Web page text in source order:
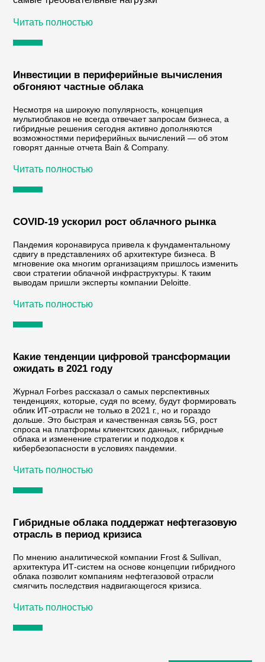
Читать полностью
Инвестиции в периферийные вычисления
обгоняют частные облака
Несмотря на широкую популярность, концепция
мультиоблаков не всегда отвечает запросам бизнеса, а
гибридные решения сегодня активно дополняются
возможностями периферийных вычислений — об этом
говорят данные отчета Bain & Company.
Читать полностью
COVID-19 ускорил рост облачного рынка
Пандемия коронавируса привела к фундаментальному
сдвигу в представлениях об архитектуре бизнеса. В
мгновение ока многим организациям пришлось изменить
свои стратегии облачной инфраструктуры. К таким
выводам пришли эксперты компании Deloitte.
Читать полностью
Какие тенденции цифровой трансформации
ожидать в 2021 году
Журнал Forbes рассказал о самых перспективных
тенденциях, которые, судя по всему, будут формировать
облик ИТ-отрасли не только в 2021 г., но и гораздо
дольше. Это быстрая и качественная связь 5G, рост
спроса на платформы клиентских данных, гибридные
облака и изменение стратегии и подходов к
кибербезопасности в условиях пандемии.
Читать полностью
Гибридные облака поддержат нефтегазовую
отрасль в период кризиса
По мнению аналитической компании Frost & Sullivan,
архитектура ИТ-систем на основе концепции гибридного
облака позволит компаниям нефтегазовой отрасли
смягчить последствия надвигающегося кризиса.
Читать полностью